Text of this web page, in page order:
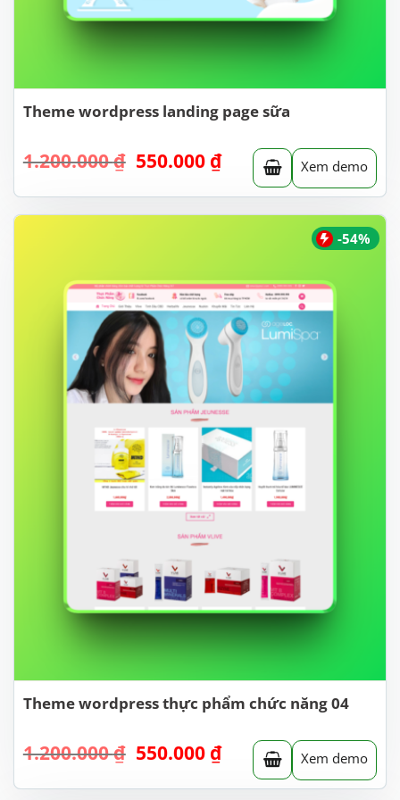
Theme wordpress landing page sữa
1.200.000₫ Giá
là:
1.200.000 ₫.
550.000 ₫Giá
hiện
tại
là:
Xem demo
-54%
Theme wordpress thực phẩm chức năng 04
1.200.000₫ Giá
là:
550.000 ₫Giá
hiện
tại
Xem demo